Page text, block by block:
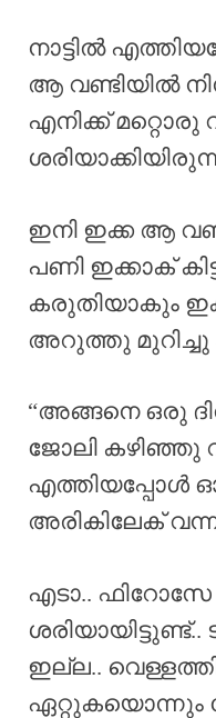
നാട്ടിൽ
ആ വണ്ടിയിൽ
എനിക്ക് മറ്റൊരു
ഇനി ഇക്ക ആ
പണി ഇക്കാക്
കരുതിയാകും
അറുത്തു മുറിച്ചു
“അങ്ങനെ ഒരു
ജോലി കഴിഞ്ഞു
എത്തിയപ്പോൾ
അരികിലേക്
എടാ..
ഇല്ല..
ഏറ്റുകയൊന്നും